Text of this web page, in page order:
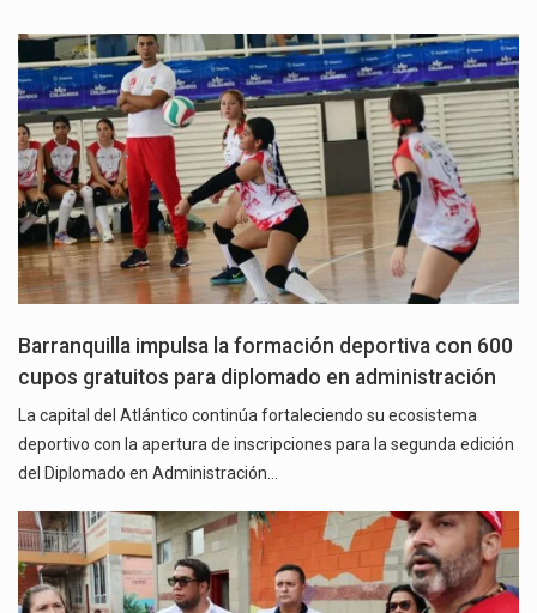
Barranquilla impulsa la formación deportiva con 600
cupos gratuitos para diplomado en administración
La capital del Atlántico continúa fortaleciendo su ecosistema
deportivo con la apertura de inscripciones para la segunda edición
del Diplomado en Administración…